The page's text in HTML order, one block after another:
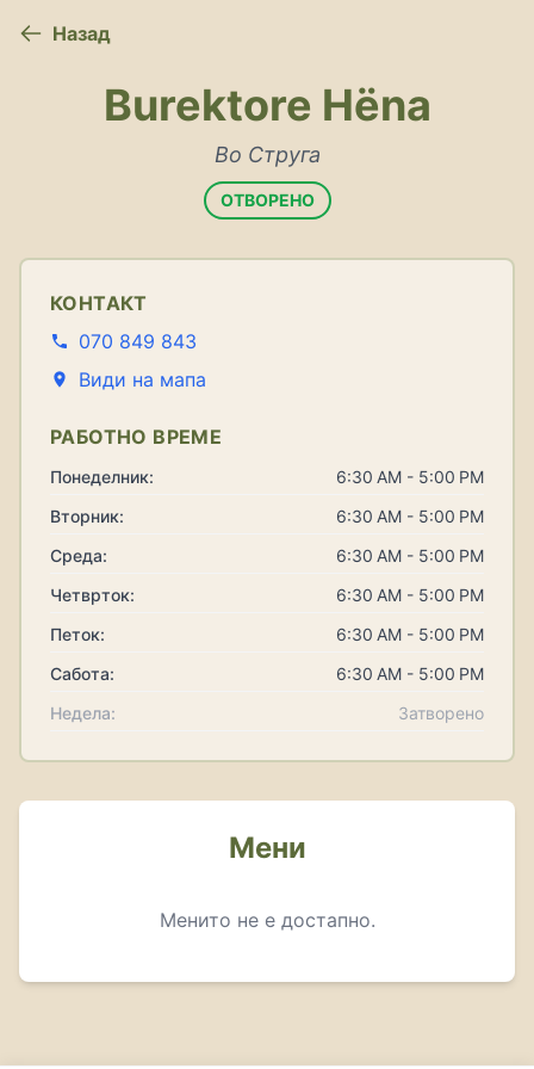
Назад
Burektore Hëna
Во Струга
ОТВОРЕНО
КОНТАКТ
070 849 843
Види на мапа
РАБОТНО ВРЕМЕ
Понеделник:
6:30 AM - 5:00 PM
Вторник:
6:30 AM - 5:00 PM
Среда:
6:30 AM - 5:00 PM
Четврток:
6:30 AM - 5:00 PM
Петок:
6:30 AM - 5:00 PM
Сабота:
6:30 AM - 5:00 PM
Недела:
Затворено
Мени
Менито не е достапно.